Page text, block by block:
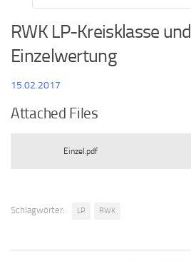
RWK LP-Kreisklasse
Einzelwertung
15.02.2017
Attached Files
Einzel.pdf
Schlagwörter: LP RWK